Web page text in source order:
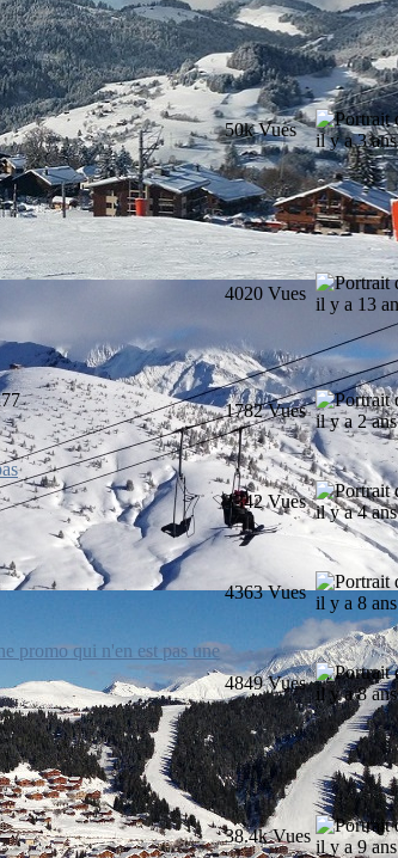
50k Vues
il y a 3
4020 Vues
il y a 13
1782 Vues
il y a 2
3342 Vues
il y a 4
4363 Vues
il y a 8
promo qui n'en est pas une
4849 Vues
il y a 8
38.4k Vues
il y a 9